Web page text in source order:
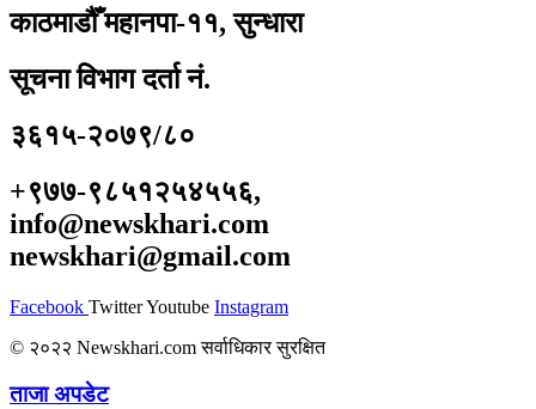
काठमाडौँ महानपा-११, सुन्धारा
सूचना विभाग दर्ता नं.
३६१५-२०७९/८०
+९७७-९८५१२५४५५६,
info@newskhari.com
newskhari@gmail.com
Facebook TwitterYoutube Instagram
© २०२२ Newskhari.com सर्वाधिकार सुरक्षित
ताजा अपडेट